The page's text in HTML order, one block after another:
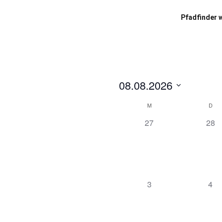
Pfadfinder
08.08.2026
Kalender
M D
0
27
0
28
0
3
0
4